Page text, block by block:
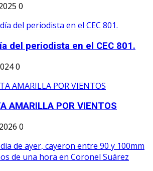
0
del periodista en el CEC 801.
0
AMARILLA POR VIENTOS
0